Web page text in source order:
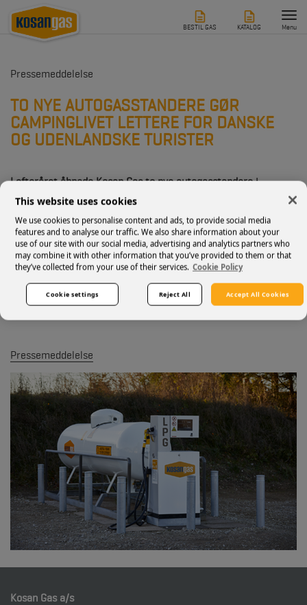
Menu
KATALOG
BESTIL GAS
Pressemeddelelse
TO NYE AUTOGASSTANDERE GØR
CAMPINGLIVET LETTERE FOR DANSKE
OG UDENLANDSKE TURISTER
I efteråret åbnede Kosan Gas to nye autogasstandere i
campinglivet lettere for mange campister og turister i
Danmark.
Det er blevet nemmere at rejse rundt i Danmark med
autocamper, når du brugergas. To nye autogasstandere fra
Kosan Gas åbnede tidligere på efteråret, hvor forbrugerne
kan påfylde deres fastmonterede gastanke i
køretøjet. Gasstanderne har siden da været i høj kurs blandt
danske og udenlandske campister.
Pressemeddelelse
Kosan Gas a/s
This website uses cookies
We use cookies to personalise content and ads, to provide social media
features and to analyse our traffic. We also share information about your
use of our site with our social media, advertising and analytics partners who
may combine it with other information that you’ve provided to them or that
they’ve collected from your use of their services. Cookie Policy
Reject All Accept All Cookies
Cookie settings